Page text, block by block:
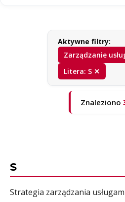
Aktywne filtry:
Zarządzanie
Litera: S ✕
Znaleziono
S
Strategia zarządzania